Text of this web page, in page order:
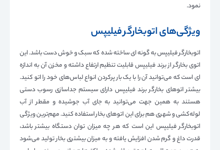
نمود.
ویژگی‌های اتوبخارگر فیلیپس
اتوبخارگر فیلیپس به گونه ای ساخته شده که سبک و خوش دست باشد. این
اتوی بخارگر از برند فیلیپس قابلیت تنظیم ارتفاع داشته و مخزن آن به اندازه
ای است که می‌توانید آن را با یک بار پرکردن انواع لباس‌های خود را اتو کنید.
بیشتر اتوهای بخارگر برند فیلیپس دارای سیستم جداسازی رسوب دستی
هستند به همین جهت می‌توانید به جای آب جوشیده و مقطر از آب
لوله‌کشی و شهری هم برای این اتوهای بخار استفاده کنید. مهم‌ترین ویژگی
اتوبخارگر فیلیپس این است که هر چه میزان توان دستگاه بیشتر باشد،
قدرت داغ و گرم شدن افزایش یافته و به میزان بیشتری بخار تولید می‌شود